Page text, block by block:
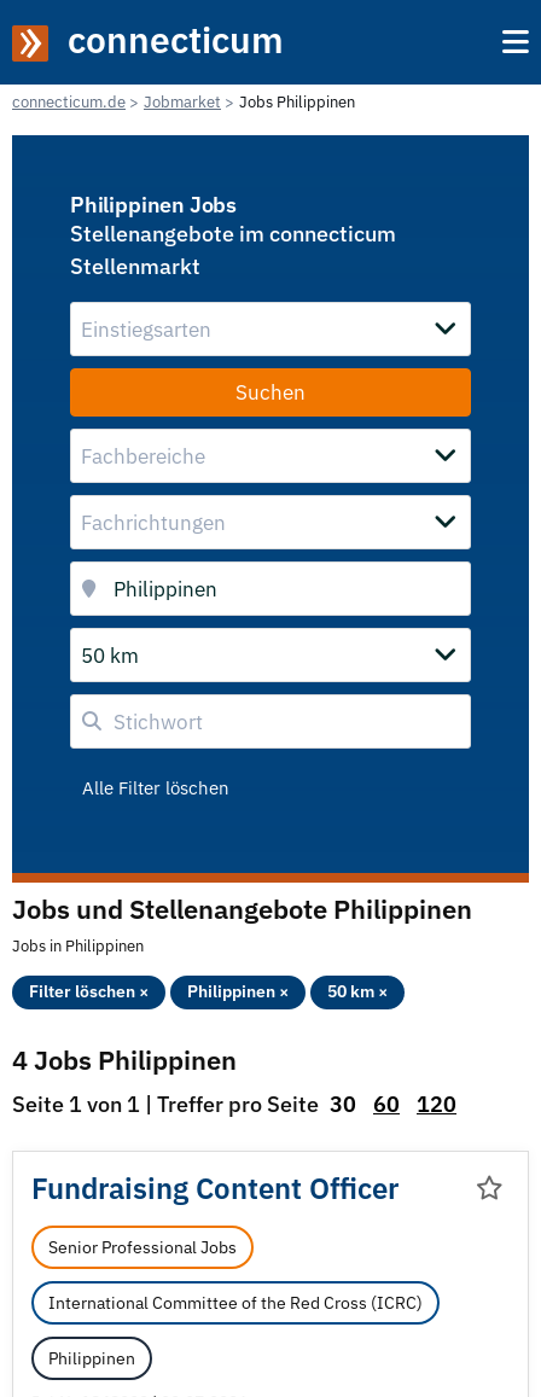
connecticum
connecticum.de Jobmarket Jobs Philippinen
Philippinen Jobs
Stellenangebote im connecticum
Stellenmarkt
Einstiegsarten
Fachbereiche
Fachrichtungen
50 km
Alle Filter löschen
Jobs und Stellenangebote Philippinen
Jobs in Philippinen
Filter löschen × Philippinen × 50 km ×
4 Jobs Philippinen
Seite 1 von 1 | Treffer pro Seite 30 60 120
Fundraising Content Officer
Senior Professional Jobs
International Committee of the Red Cross (ICRC)
Philippinen